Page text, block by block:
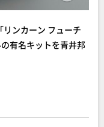
ンカーン フューチ
有名キットを青井邦